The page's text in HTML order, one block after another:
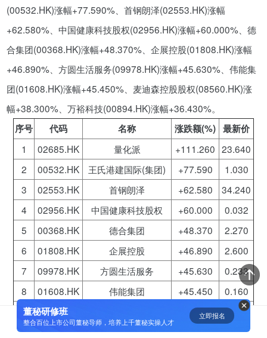
年入百万，也不一定能看懂“商业
资鲸精选 | 迈瑞医疗上市：是王者
归来，还是“毒角兽”降临？
09-29
短视频用户规模超2.4亿 商业模式
仍处于探索当中
07-24
腾讯与马化腾：腾讯五虎是如何分
配股权的
08-01
资鲸精选 | Airbnb天使轮融资BP只
有这14页，但足以打动投资人
11-21
(00532.HK)涨幅+77.590%、首钢朗泽(02553.HK)涨幅
+62.580%、中国健康科技股权(02956.HK)涨幅+60.000%、德
合集团(00368.HK)涨幅+48.370%、企展控股(01808.HK)涨幅
+46.890%、方圆生活服务(09978.HK)涨幅+45.630%、伟能集
团(01608.HK)涨幅+45.450%、麦迪森控股股权(08560.HK)涨
幅+38.300%、万裕科技(00894.HK)涨幅+36.430%。
序号
代码 名称 涨跌额(%) 最新价
1
02685.HK 量化派 +111.260 23.640
2
00532.HK 王氏港建国际(集团) +77.590
1.030
3
02553.HK 首钢朗泽 +62.580
34.240
4
02956.HK 中国健康科技股权 +60.000
0.032
5
00368.HK 德合集团 +48.370
2.270
6
01808.HK 企展控股 +46.890
2.600
7
09978.HK 方圆生活服务 +45.630
0.233
8
01608.HK 伟能集团 +45.450
0.160
9
08560.HK +38.300
0.065
10
00894.HK 万裕科技 +36.430 7.340
董秘研修班
整合百位上市公司董秘导师，培养上千董秘实操人才
立即报名